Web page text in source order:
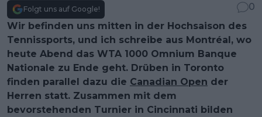
Folgt uns auf Google!
0
Wir befinden uns mitten in der Hochsaison des
Tennissports, und ich schreibe aus Montréal, wo
heute Abend das WTA 1000 Omnium Banque
Nationale zu Ende geht. Drüben in Toronto
finden parallel dazu die Canadian Open der
Herren statt. Zusammen mit dem
bevorstehenden Turnier in Cincinnati bilden